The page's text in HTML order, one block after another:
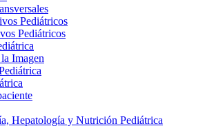
Pediátricos
Pediátricos
Imagen
Hepatología y Nutrición Pediátrica